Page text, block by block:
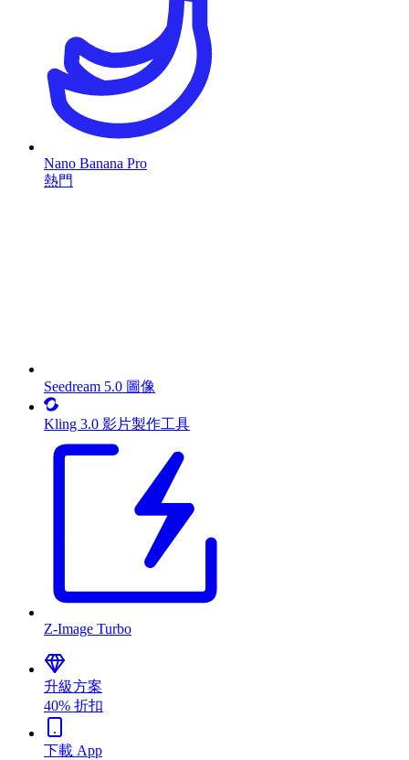
Nano Banana Pro
熱門
Seedream 5.0 圖像
Kling 3.0 影片製作工具
Z-Image Turbo
升級方案
40% 折扣
下載 App